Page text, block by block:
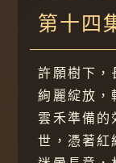
第十四
許願樹下，
絢麗綻放，
雲禾準備的
世，憑著紅